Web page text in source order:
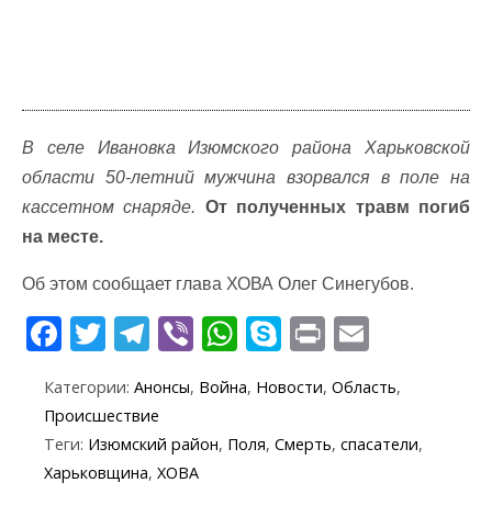
В селе Ивановка Изюмского района Харьковской
области 50-летний мужчина взорвался в поле на
кассетном снаряде. От полученных травм погиб
на месте.
Об этом сообщает глава ХОВА Олег Синегубов.
F
e
b
o
T
itt
er
T
e
gr
a
Vi
er
W
at
s
S
y
p
Pr
in
t ai
l
Категории: Анонсы, Война, Новости, Область,
Происшествие
Теги: Изюмский район, Поля, Смерть, спасатели,
Харьковщина, ХОВА